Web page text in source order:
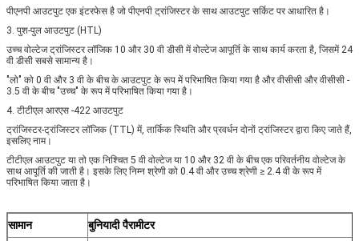
पीएनपी आउटपुट एक इंटरफेस है जो पीएनपी ट्रांजिस्टर के साथ आउटपुट सर्किट पर आधारित है।
3. पुश-पुल आउटपुट (HTL)
उच्च वोल्टेज ट्रांजिस्टर लॉजिक 10 और 30 वी डीसी में वोल्टेज आपूर्ति के साथ कार्य करता है, जिसमें 24
वी डीसी सबसे सामान्य है।
"लो" को 0 वी और 3 वी के बीच के आउटपुट के रूप में परिभाषित किया गया है और वीसीसी और वीसीसी -
3.5 वी के बीच "उच्च" के रूप में परिभाषित किया गया है।
4. टीटीएल आरएस -422 आउटपुट
ट्रांजिस्टर-ट्रांजिस्टर लॉजिक (TTL) में, तार्किक स्थिति और प्रवर्धन दोनों ट्रांजिस्टर द्वारा किए जाते हैं,
इसलिए नाम।
टीटीएल आउटपुट या तो एक निश्चित 5 वी वोल्टेज या 10 और 32 वी के बीच एक परिवर्तनीय वोल्टेज के
साथ आपूर्ति की जाती है। इसके लिए निम्न श्रेणी को 0.4 वी और उच्च श्रेणी ≥ 2.4 वी के रूप में
परिभाषित किया जाता है।
सामान
बुनियादी पैरामीटर